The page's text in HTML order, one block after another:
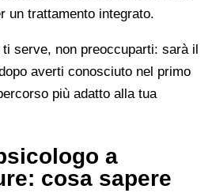
un trattamento integrato.
serve, non preoccuparti: sarà il
averti conosciuto nel primo
più adatto alla tua
a
cosa sapere